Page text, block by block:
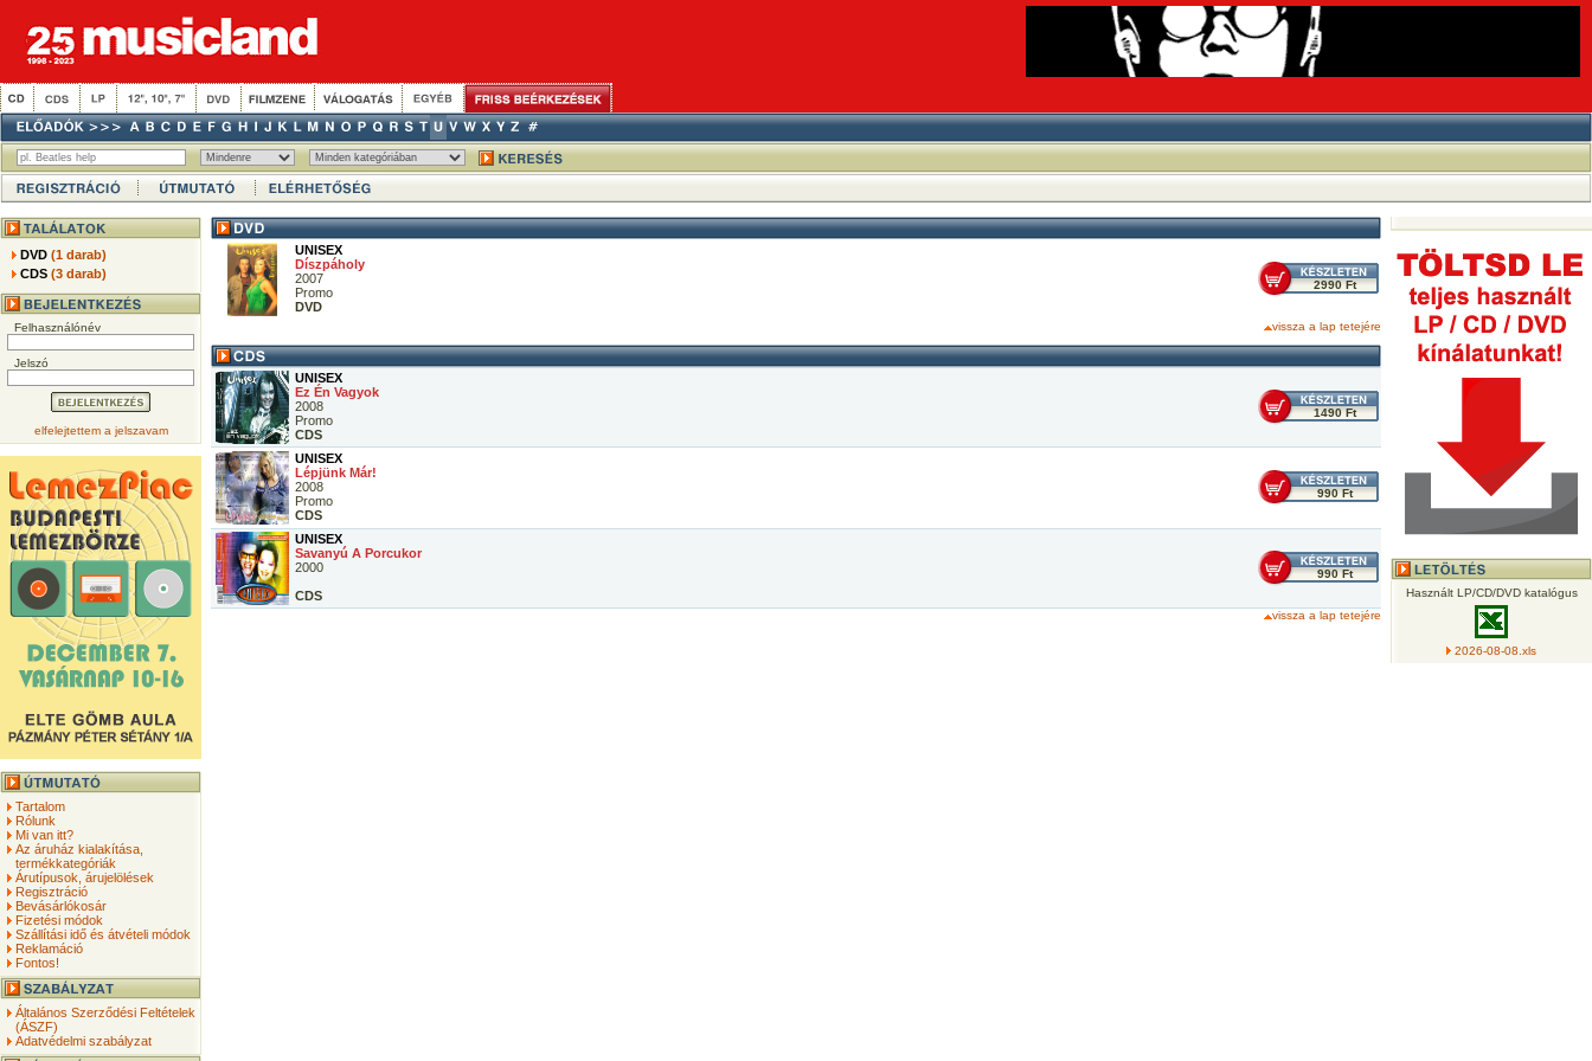
DVD(1 darab)
CDS(3 darab)
Felhasználónév
Jelszó
elfelejtettem a jelszavam
Tartalom
Rólunk
Mi van itt?
Az áruház kialakítása,
termékkategóriák
Árutípusok, árujelölések
Regisztráció
Bevásárlókosár
Fizetési módok
Szállítási idő és átvételi módok
Reklamáció
Fontos!
Általános Szerződési Feltételek
(ÁSZF)
Adatvédelmi szabályzat
UNISEX
Díszpáholy
2007
Promo
DVD
2990 Ft
vissza a lap tetejére
UNISEX
Ez Én Vagyok
2008
Promo
CDS
1490 Ft
UNISEX
Lépjünk Már!
2008
Promo
CDS
990 Ft
UNISEX
Savanyú A Porcukor
2000
CDS
990 Ft
vissza a lap tetejére
Használt LP/CD/DVD katalógus
2026-08-08.xls